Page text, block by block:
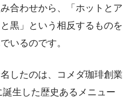
合わせから、「ホットとア
黒」という相反するものを
いるのです。
したのは、コメダ珈琲創業
生した歴史あるメニュー